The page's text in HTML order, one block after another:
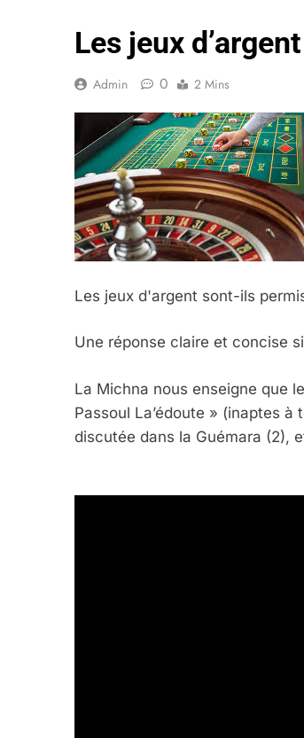
Les jeux
Admin 0 2 Mins
Les jeux d'argent sont-ils
Une réponse claire et concise
La Michna nous enseigne que
Passoul La’édoute » (inaptes
discutée dans la Guémara (2),